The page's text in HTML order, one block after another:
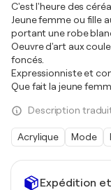
Expédition
C'est l'heure des
Jeune femme ou fille
portant une robe
Oeuvre d'art aux
foncés.
Expressionniste et
Que fait la jeune
Description
Acrylique Mode